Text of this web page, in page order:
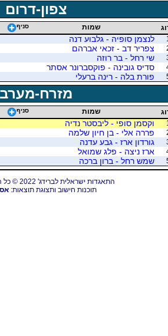
צפון-דרום
שמות סניף
1
לנצמן סופיה - גלבוע דנה
צפריר דב - זכאי אברהם
שי רחל - בר רוזה
סדיס גובינה - פוקסברונר אסתר
פורת בלה - רינה ברעלי
מזרח-מערב
שמות סניף
1
וקסמן סופי - ליבסטר נדיה
פררה אלי - בן חיון שלמה
גורדון ארז - גבע עדנה
ארז ניצה - פלג שמואל
שמש רחל - ברון ברכה
התאגדות ישראלית לברידג' 2022 © כל הזכויות שמורות
תוכנות חישוב ותצוגת תוצאות: